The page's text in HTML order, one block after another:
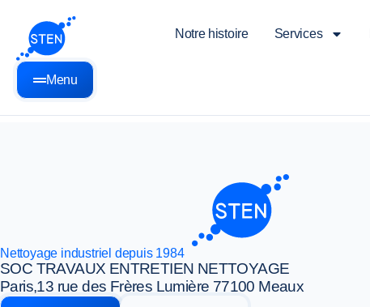
Menu
Notre histoire Services
Nettoyage industriel depuis 1984
SOC TRAVAUX ENTRETIEN NETTOYAGE
Paris,13 rue des Frères Lumière 77100 Meaux